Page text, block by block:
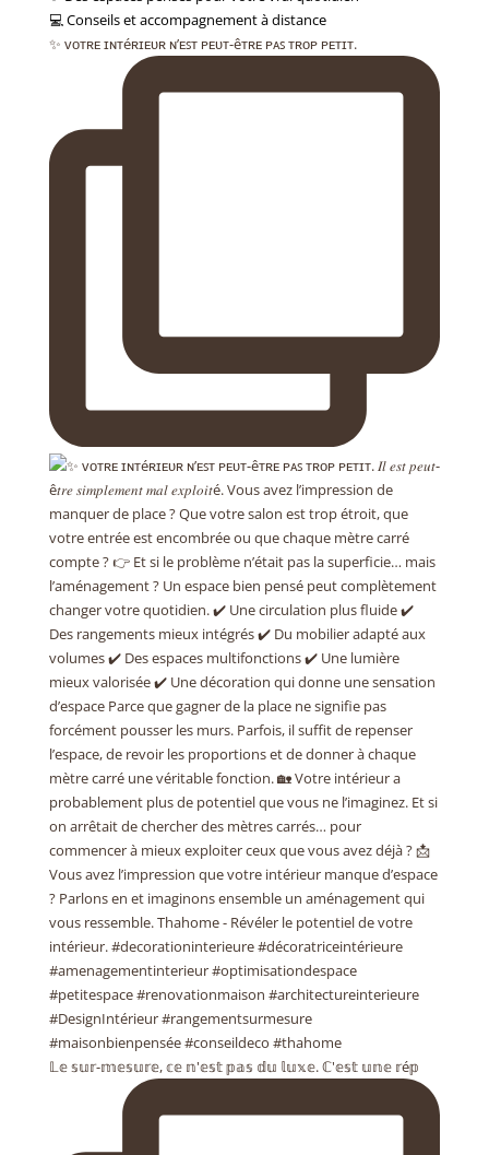
💻 Conseils et accompagnement à distance
✨ ᴠᴏᴛʀᴇ ɪɴᴛéʀɪᴇᴜʀ ɴ’ᴇꜱᴛ ᴘᴇᴜᴛ-êᴛʀᴇ ᴘᴀꜱ ᴛʀᴏᴘ ᴘᴇᴛɪᴛ.
𝕃𝕖 𝕤𝕦𝕣-𝕞𝕖𝕤𝕦𝕣𝕖, 𝕔𝕖 𝕟'𝕖𝕤𝕥 𝕡𝕒𝕤 𝕕𝕦 𝕝𝕦𝕩𝕖. ℂ'𝕖𝕤𝕥 𝕦𝕟𝕖 𝕣é𝕡